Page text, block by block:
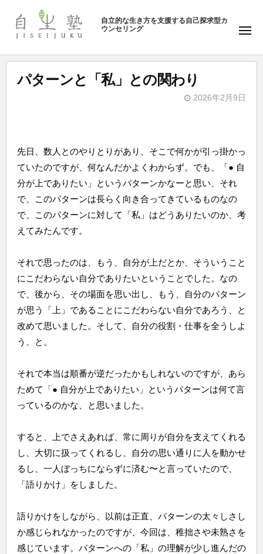
ン
自
塾
自立的な生き方を支援する自己探求型カ
ウンセリング
メ
ュ
ー
パターンと「私」との関わり
2026年2月9日
生
塾
先日、数人とのやりとりがあり、そこで何かが引っ掛かっ
ていたのですが、何なんだかよくわからず。でも、「● 自
分が上でありたい」というパターンかなーと思い、それ
で、このパターンは長らく向き合ってきているものなの
で、このパターンに対して「私」はどうありたいのか、考
えてみたんです。
それで思ったのは、もう、自分が上だとか、そういうこと
にこだわらない自分でありたいということでした。なの
で、後から、その場面を思い出し、もう、自分のパターン
が思う「上」であることにこだわらない自分であろう、と
改めて思いました。そして、自分の役割・仕事を全うしよ
う、と。
それで本当は順番が逆だったかもしれないのですが、あら
ためて「● 自分が上でありたい」というパターンは何て言
っているのかな、と思いました。
すると、上でさえあれば、常に周りが自分を支えてくれる
し、大切に扱ってくれるし、自分の思い通りに人を動かせ
るし、一人ぼっちにならずに済む〜と言っていたので、
「語りかけ」をしました。
語りかけをしながら、以前は正直、パターンの太々しさし
か感じられなかったのですが、今回は、稚拙さや未熟さを
感じています。パターンへの「私」の理解が少し進んだの